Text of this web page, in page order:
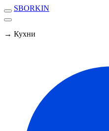
SBORKIN
→ Кухни